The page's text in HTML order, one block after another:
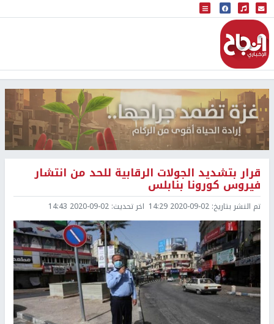
البث المباشر
إذاعة النجاح
قرار بتشديد الجولات الرقابية للحد من انتشار
فيروس كورونا بنابلس
تم النشر بتاريخ: 2020-09-02 14:29 اخر تحديث: 2020-09-02 14:43